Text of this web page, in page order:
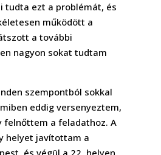
tudta ezt a problémát, és
működött a
a további
nagyon sokat tudtam
szempontból sokkal
eddig versenyeztem,
felnőttem a feladathoz. A
helyet javítottam a
és végül a 22. helyen